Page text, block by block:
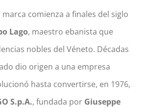
comienza a finales del siglo
Lago, maestro ebanista que
nobles del Véneto. Décadas
dio origen a una empresa
hasta convertirse, en 1976,
S.p.A., fundada por Giuseppe